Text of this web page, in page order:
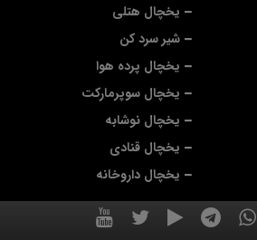
یخچال هتلی
شیر سرد کن
یخچال پرده هوا
یخچال سوپرمارکت
یخچال نوشابه
یخچال قنادی
یخچال داروخانه